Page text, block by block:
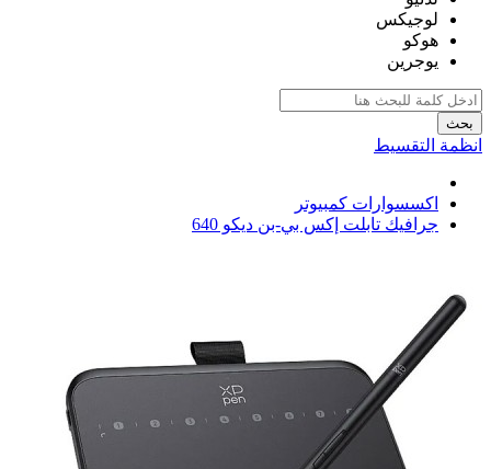
لوجيكس
هوكو
يوجرين
بحث
انظمة التقسيط
اكسسوارات كمبيوتر
جرافيك تابلت إكس بي-بن ديكو 640